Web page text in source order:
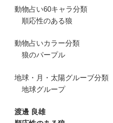
動物占い60キャラ分類
順応性のある狼
動物占いカラー分類
狼のパープル
地球・月・太陽グルーブ分類
地球グループ
渡邊 良雄